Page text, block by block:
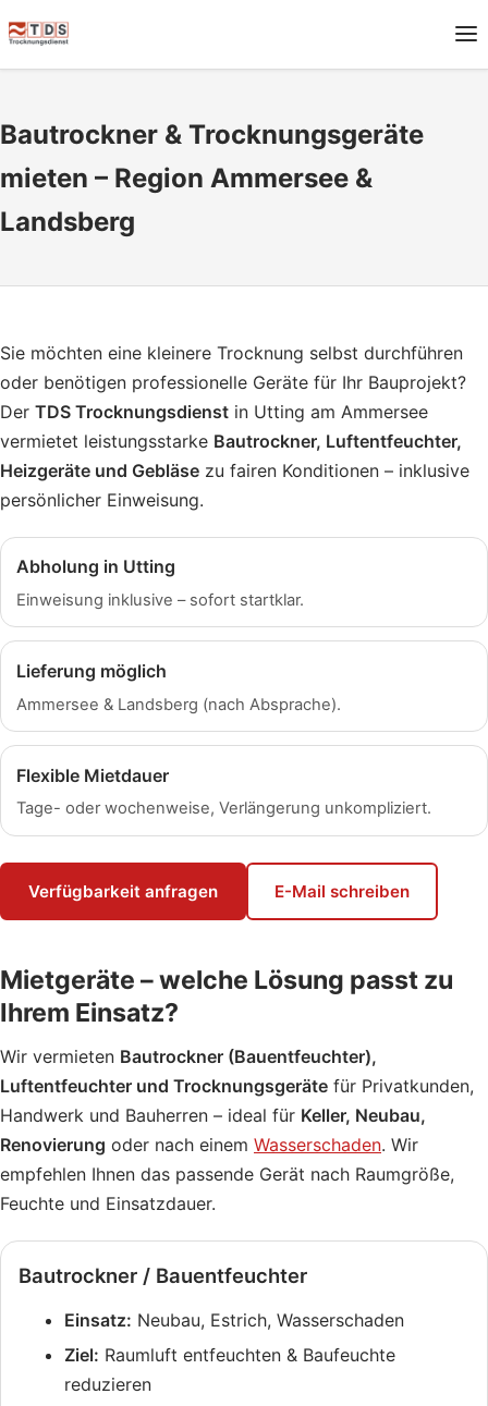
Bautrockner & Trocknungsgeräte
mieten – Region Ammersee &
Landsberg
Sie möchten eine kleinere Trocknung selbst durchführen
oder benötigen professionelle Geräte für Ihr Bauprojekt?
Der TDS Trocknungsdienst in Utting am Ammersee
vermietet leistungsstarke Bautrockner, Luftentfeuchter,
Heizgeräte und Gebläse zu fairen Konditionen – inklusive
persönlicher Einweisung.
Abholung in Utting
Einweisung inklusive – sofort startklar.
Lieferung möglich
Ammersee & Landsberg (nach Absprache).
Flexible Mietdauer
Tage- oder wochenweise, Verlängerung unkompliziert.
Verfügbarkeit anfragen E-Mail schreiben
Mietgeräte – welche Lösung passt zu
Ihrem Einsatz?
Wir vermieten Bautrockner (Bauentfeuchter),
Luftentfeuchter und Trocknungsgeräte für Privatkunden,
Handwerk und Bauherren – ideal für Keller, Neubau,
Renovierung oder nach einem Wasserschaden. Wir
empfehlen Ihnen das passende Gerät nach Raumgröße,
Feuchte und Einsatzdauer.
Bautrockner / Bauentfeuchter
Einsatz: Neubau, Estrich, Wasserschaden
Ziel: Raumluft entfeuchten & Baufeuchte
reduzieren